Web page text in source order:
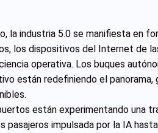
la industria 5.0 se manifiesta en
los dispositivos del Internet de
operativa. Los buques
están redefiniendo el panorama,
están experimentando una
pasajeros impulsada por la IA